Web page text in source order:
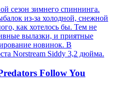
сезон зимнего спиннинга.
из-за холодной, снежной
как хотелось бы. Тем не
вылазки, и приятные
новинок. В
Norstream Siddy 3,2 дюйма.
Follow You